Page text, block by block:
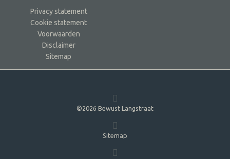
Privacy statement
Cookie statement
Voorwaarden
Disclaimer
Sitemap
©2026 Bewust Langstraat
Sitemap